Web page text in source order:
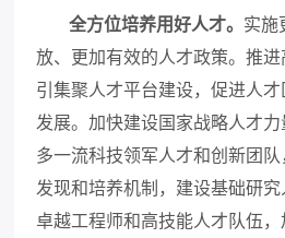
全方位培养用好人才。 实施
放、更加有效的人才政策。推
引集聚人才平台建设，促进人
发展。加快建设国家战略人才
多一流科技领军人才和创新团
发现和培养机制，建设基础研
卓越工程师和高技能人才队伍